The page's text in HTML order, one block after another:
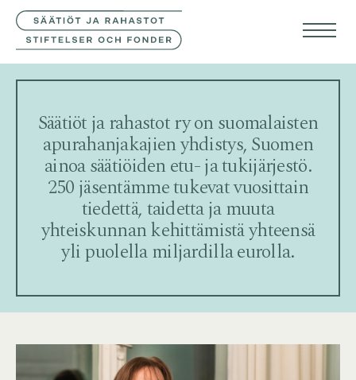
SVE
ENG
Säätiöt ja rahastot ry on suomalaisten
apurahanjakajien yhdistys, Suomen
ainoa säätiöiden etu- ja tukijärjestö.
250 jäsentämme tukevat vuosittain
tiedettä, taidetta ja muuta
yhteiskunnan kehittämistä yhteensä
yli puolella miljardilla eurolla.